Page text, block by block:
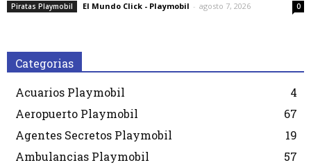
Piratas Playmobil El Mundo Click - Playmobil - agosto 7, 2026 0
Categorias
Acuarios Playmobil
4
Aeropuerto Playmobil
67
Agentes Secretos Playmobil
19
Ambulancias Playmobil
57